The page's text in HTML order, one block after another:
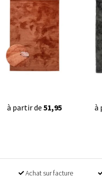
à partir de 51,95 à
Achat sur facture